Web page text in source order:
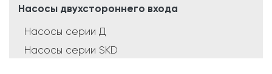
Насосы двухстороннего входа
Насосы серии Д
Насосы серии SKD